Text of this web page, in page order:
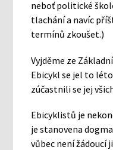
neboť politické
tlachání a navíc
termínů zkoušet.)
Vyjděme ze
Ebicykl se jel to
zúčastnili se jej
Ebicyklistů je
je stanovena
vůbec není žádoucí